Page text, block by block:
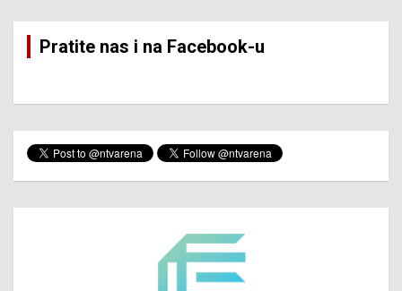
Pratite nas i na Facebook-u